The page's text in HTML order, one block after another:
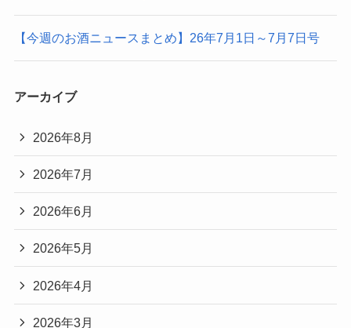
【今週のお酒ニュースまとめ】26年7月1日～7月7日号
アーカイブ
2026年8月
2026年7月
2026年6月
2026年5月
2026年4月
2026年3月